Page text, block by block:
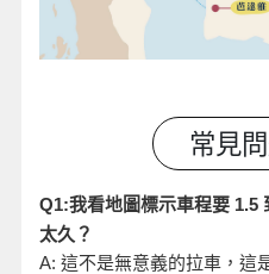
Q1:我看地圖標示車程要 1.5
太久？
A: 這不是無意義的拉車，這